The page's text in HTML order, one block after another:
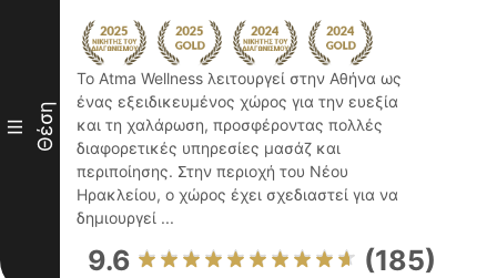
III Θέση
Το Atma Wellness λειτουργεί στην Αθήνα ως
ένας εξειδικευμένος χώρος για την ευεξία
και τη χαλάρωση, προσφέροντας πολλές
διαφορετικές υπηρεσίες μασάζ και
περιποίησης. Στην περιοχή του Νέου
Ηρακλείου, ο χώρος έχει σχεδιαστεί για να
δημιουργεί ...
9.6 (185)